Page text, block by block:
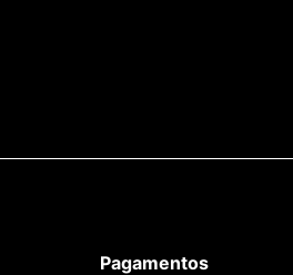
Pagamentos